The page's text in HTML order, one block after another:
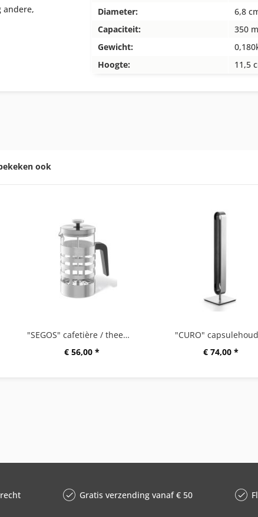
andere,
Diameter:
6,8
Capaciteit:
350
Gewicht:
Hoogte:
11,5
ook
"SEGOS" cafetière / theemaker
€ 56,00 *
"CURO"
€ 74,00 *
Gratis verzending vanaf € 50